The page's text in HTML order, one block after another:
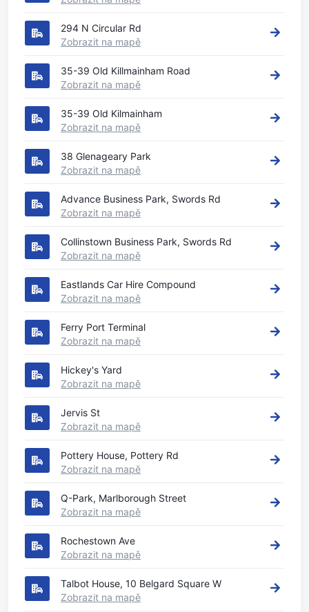
294 N Circular Rd
Zobrazit na mapě
35-39 Old Killmainham Road
Zobrazit na mapě
35-39 Old Kilmainham
Zobrazit na mapě
38 Glenageary Park
Zobrazit na mapě
Advance Business Park, Swords Rd
Zobrazit na mapě
Collinstown Business Park, Swords Rd
Zobrazit na mapě
Eastlands Car Hire Compound
Zobrazit na mapě
Ferry Port Terminal
Zobrazit na mapě
Hickey's Yard
Zobrazit na mapě
Jervis St
Zobrazit na mapě
Pottery House, Pottery Rd
Zobrazit na mapě
Q-Park, Marlborough Street
Zobrazit na mapě
Rochestown Ave
Zobrazit na mapě
Talbot House, 10 Belgard Square W
Zobrazit na mapě